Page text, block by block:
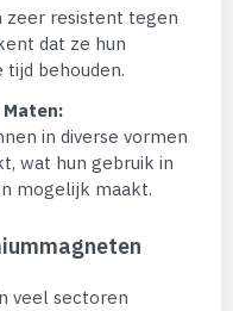
zeer resistent tegen
dat ze hun
behouden.
in diverse vormen
wat hun gebruik in
mogelijk maakt.
veel sectoren